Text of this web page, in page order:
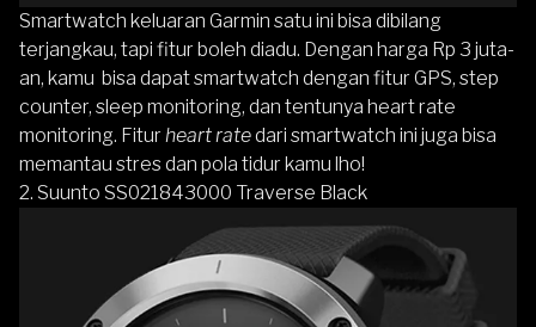
Smartwatch keluaran Garmin satu ini bisa dibilang
terjangkau, tapi fitur boleh diadu. Dengan harga Rp 3 juta-
an, kamu bisa dapat smartwatch dengan fitur GPS, step
counter, sleep monitoring, dan tentunya heart rate
monitoring. Fitur heart ratedari smartwatch ini juga bisa
memantau stres dan pola tidur kamu lho!
2. Suunto SS021843000 Traverse Black